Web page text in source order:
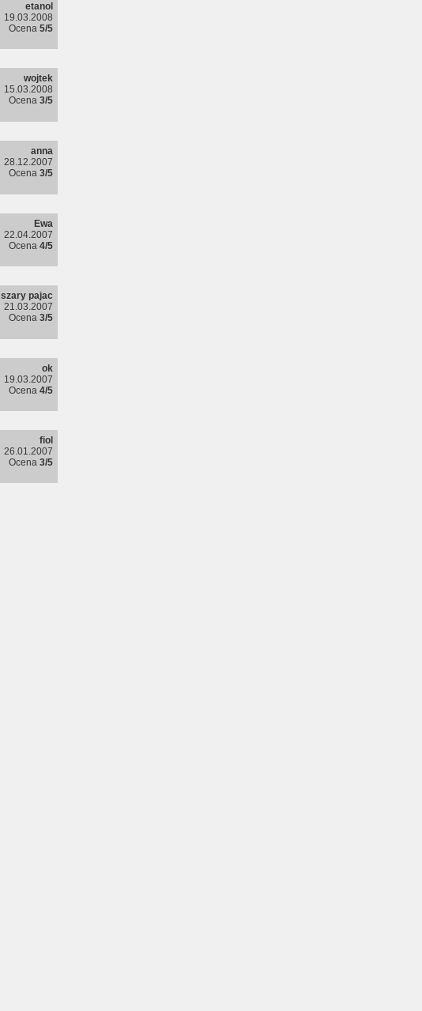
etanol
19.03.2008
Ocena 5/5
wojtek
15.03.2008
Ocena 3/5
anna
28.12.2007
Ocena 3/5
Ewa
22.04.2007
Ocena 4/5
szary pajac
21.03.2007
Ocena 3/5
ok
19.03.2007
Ocena 4/5
fiol
26.01.2007
Ocena 3/5